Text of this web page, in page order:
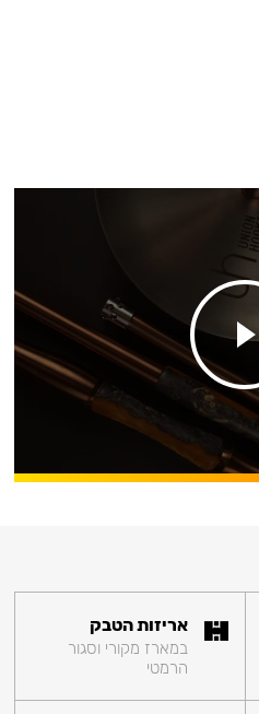
אריזות הטבק
במארז מקורי וסגור
הרמטי